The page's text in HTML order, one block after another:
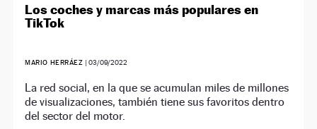
Los coches y marcas más populares en
TikTok
MARIO HERRÁEZ | 03/09/2022
La red social, en la que se acumulan miles de millones
de visualizaciones, también tiene sus favoritos dentro
del sector del motor.